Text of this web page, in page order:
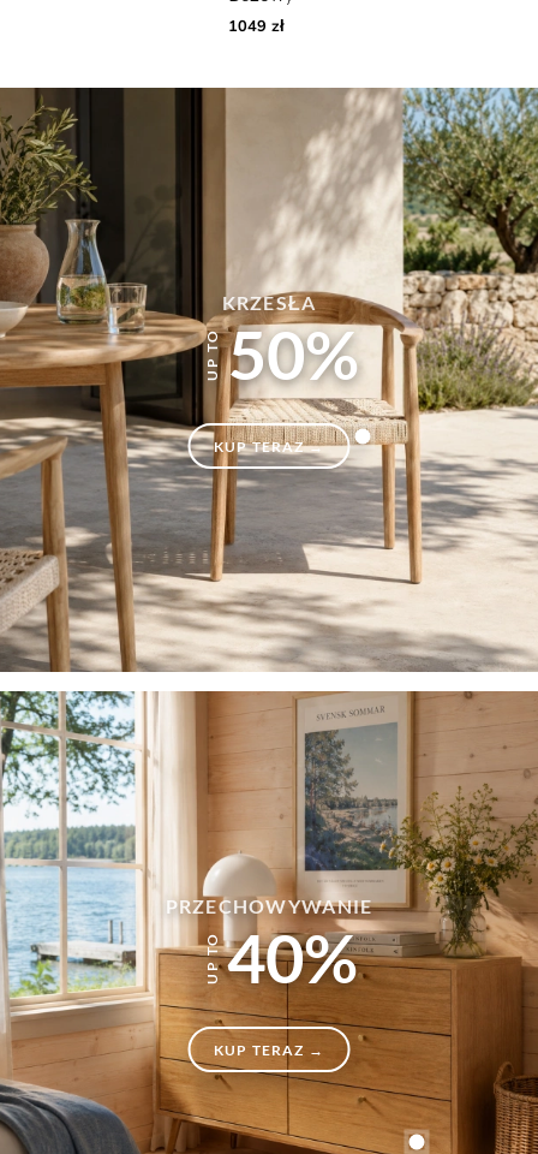
1049 zł
KRZESŁA
50%
KUP TERAZ →
PRZECHOWYWANIE
40%
KUP TERAZ →